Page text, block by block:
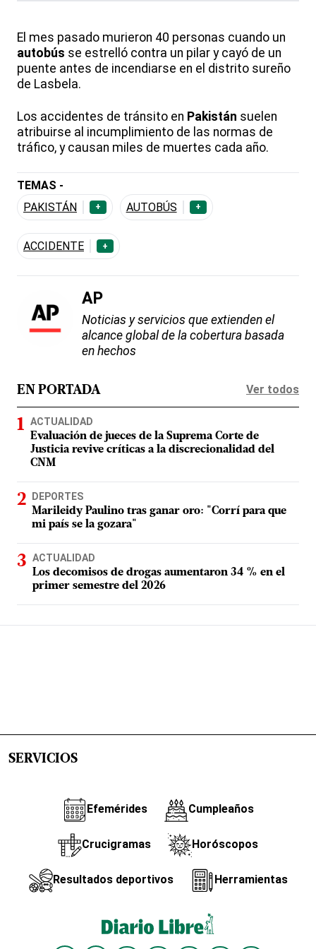
El mes pasado murieron 40 personas cuando un
autobús se estrelló contra un pilar y cayó de un
puente antes de incendiarse en el distrito sureño
de Lasbela.
Los accidentes de tránsito en Pakistán suelen
atribuirse al incumplimiento de las normas de
tráfico, y causan miles de muertes cada año.
TEMAS -
PAKISTÁN
+ AUTOBÚS +
ACCIDENTE +
AP
Noticias y servicios que extienden el
alcance global de la cobertura basada
en hechos
EN PORTADA Ver todos
ACTUALIDAD
Evaluación de jueces de la Suprema Corte de
Justicia revive críticas a la discrecionalidad del
CNM
DEPORTES
Marileidy Paulino tras ganar oro: "Corrí para que
mi país se la gozara"
ACTUALIDAD
Los decomisos de drogas aumentaron 34 % en el
primer semestre del 2026
SERVICIOS
Efemérides Cumpleaños
Crucigramas Horóscopos
Resultados deportivos Herramientas